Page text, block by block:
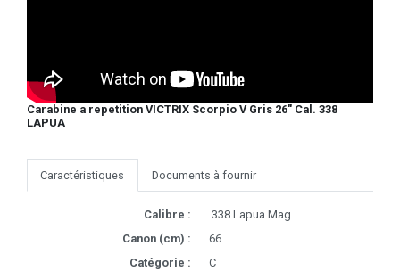
Carabine a repetition VICTRIX Scorpio V Gris 26" Cal. 338
LAPUA
Caractéristiques Documents à fournir
Calibre :
.338 Lapua Mag
Canon (cm) :
66
Catégorie :
C